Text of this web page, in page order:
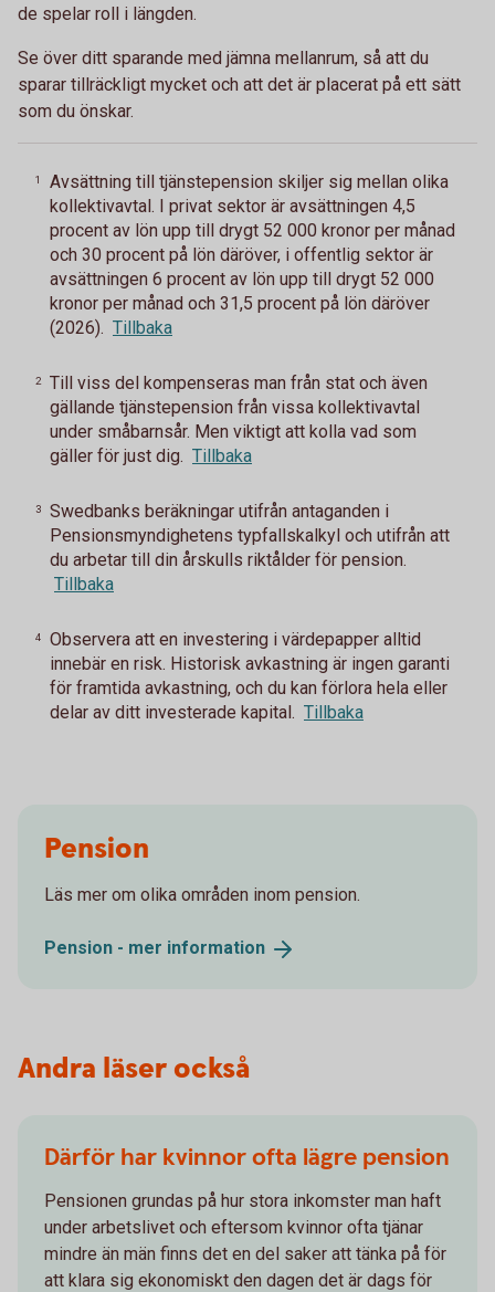
de spelar roll i längden.
Se över ditt sparande med jämna mellanrum, så att du
sparar tillräckligt mycket och att det är placerat på ett sätt
som du önskar.
1
Avsättning till tjänstepension skiljer sig mellan olika
kollektivavtal. I privat sektor är avsättningen 4,5
procent av lön upp till drygt 52 000 kronor per månad
och 30 procent på lön däröver, i offentlig sektor är
avsättningen 6 procent av lön upp till drygt 52 000
kronor per månad och 31,5 procent på lön däröver
(2026). Tillbaka
2
Till viss del kompenseras man från stat och även
gällande tjänstepension från vissa kollektivavtal
under småbarnsår. Men viktigt att kolla vad som
gäller för just dig. Tillbaka
3
Swedbanks beräkningar utifrån antaganden i
Pensionsmyndighetens typfallskalkyl och utifrån att
du arbetar till din årskulls riktålder för pension.
Tillbaka
4
Observera att en investering i värdepapper alltid
innebär en risk. Historisk avkastning är ingen garanti
för framtida avkastning, och du kan förlora hela eller
delar av ditt investerade kapital. Tillbaka
Pension
Läs mer om olika områden inom pension.
Pension - mer information
Andra läser också
Därför har kvinnor ofta lägre pension
Pensionen grundas på hur stora inkomster man haft
under arbetslivet och eftersom kvinnor ofta tjänar
mindre än män finns det en del saker att tänka på för
att klara sig ekonomiskt den dagen det är dags för